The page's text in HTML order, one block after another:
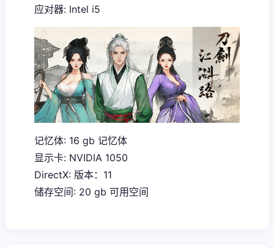
应对器: Intel i5
记忆体: 16 gb 记忆体
显示卡: NVIDIA 1050
DirectX: 版本：11
储存空间: 20 gb 可用空间